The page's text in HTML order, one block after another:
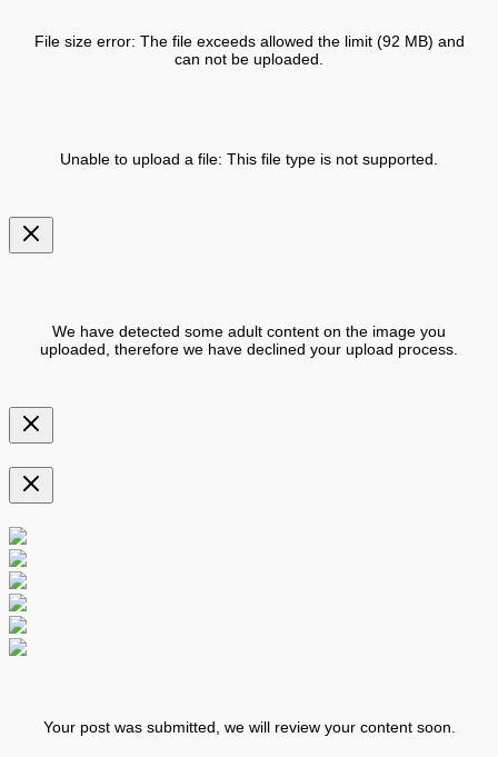
File size error: The file exceeds allowed the limit (92 MB) and
can not be uploaded.
Unable to upload a file: This file type is not supported.
We have detected some adult content on the image you
uploaded, therefore we have declined your upload process.
Your post was submitted, we will review your content soon.